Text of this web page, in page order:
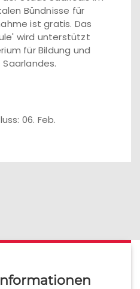
Bündnisse für
ist gratis. Das
wird unterstützt
für Bildung und
06. Feb.